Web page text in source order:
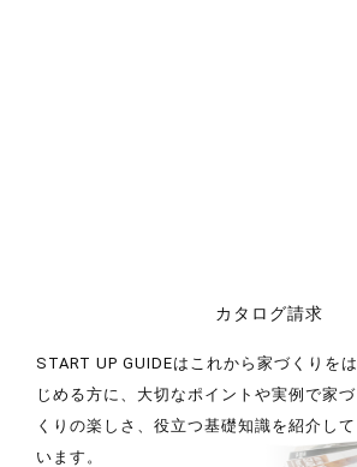
カタログ請求
START UP GUIDEはこれから家づくりをは
じめる方に、大切なポイントや実例で家づ
くりの楽しさ、役立つ基礎知識を紹介して
います。